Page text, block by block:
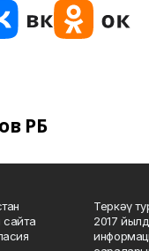
РБ
сайта
Теркәү
2017